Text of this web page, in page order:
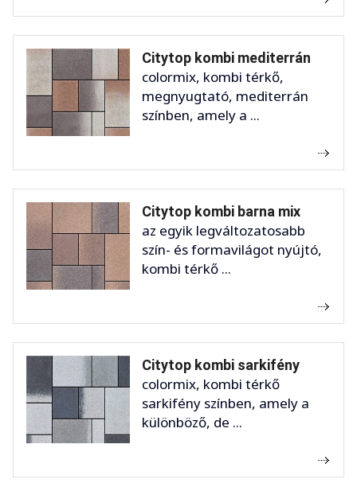
Citytop kombi mediterrán
colormix, kombi térkő,
megnyugtató, mediterrán
színben, amely a ...
Citytop kombi barna mix
az egyik legváltozatosabb
szín- és formavilágot nyújtó,
kombi térkő ...
Citytop kombi sarkifény
colormix, kombi térkő
sarkifény színben, amely a
különböző, de ...